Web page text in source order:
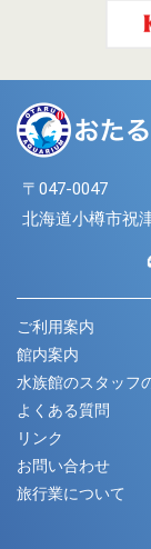
〒047-0047
北海道小樽市祝
ご利用案内
館内案内
水族館のスタッフ
よくある質問
リンク
お問い合わせ
旅行業について